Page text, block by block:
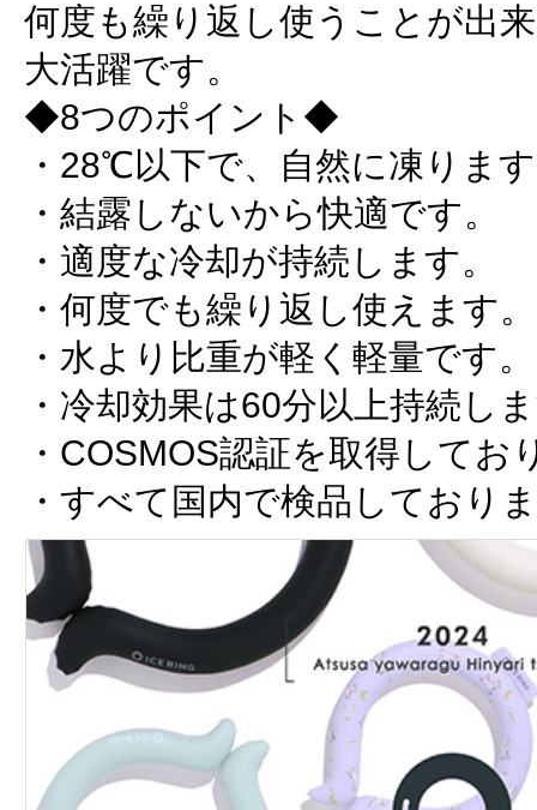
何度も繰り返し使うことが出
大活躍です。
◆8つのポイント◆
・28℃以下で、自然に凍りま
・結露しないから快適です。
・適度な冷却が持続します。
・何度でも繰り返し使えます。
・水より比重が軽く軽量です。
・冷却効果は60分以上持続し
・COSMOS認証を取得してお
・すべて国内で検品しており